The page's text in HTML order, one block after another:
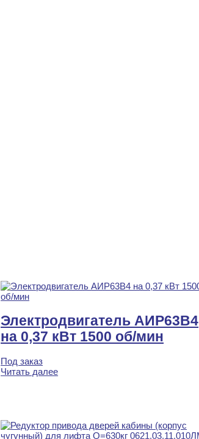
Электродвигатель АИР63B4
на 0,37 кВт 1500 об/мин
Под заказ
Читать далее